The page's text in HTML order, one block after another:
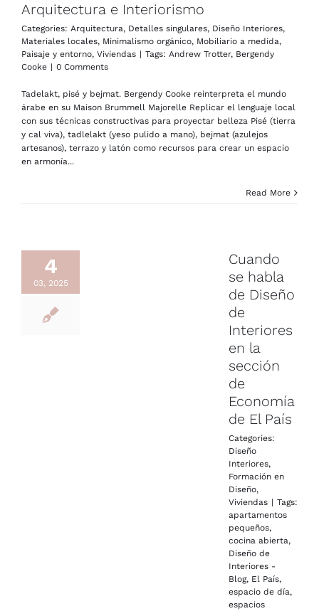
Arquitectura e Interiorismo
Categories: Arquitectura, Detalles singulares, Diseño Interiores,
Materiales locales, Minimalismo orgánico, Mobiliario a medida,
Paisaje y entorno, Viviendas | Tags: Andrew Trotter, Bergendy
Cooke | 0 Comments
Tadelakt, pisé y bejmat. Bergendy Cooke reinterpreta el mundo
árabe en su Maison Brummell Majorelle Replicar el lenguaje local
con sus técnicas constructivas para proyectar belleza Pisé (tierra
y cal viva), tadlelakt (yeso pulido a mano), bejmat (azulejos
artesanos), terrazo y latón como recursos para crear un espacio
en armonía...
Read More
4
03, 2025
Cuando
se habla
de Diseño
de
Interiores
en la
sección
de
Economía
de El País
Categories:
Diseño
Interiores,
Formación en
Diseño,
Viviendas | Tags:
apartamentos
pequeños,
cocina abierta,
Diseño de
Interiores -
Blog, El País,
espacio de día,
espacios